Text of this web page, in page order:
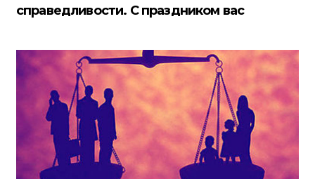
справедливости. С праздником вас